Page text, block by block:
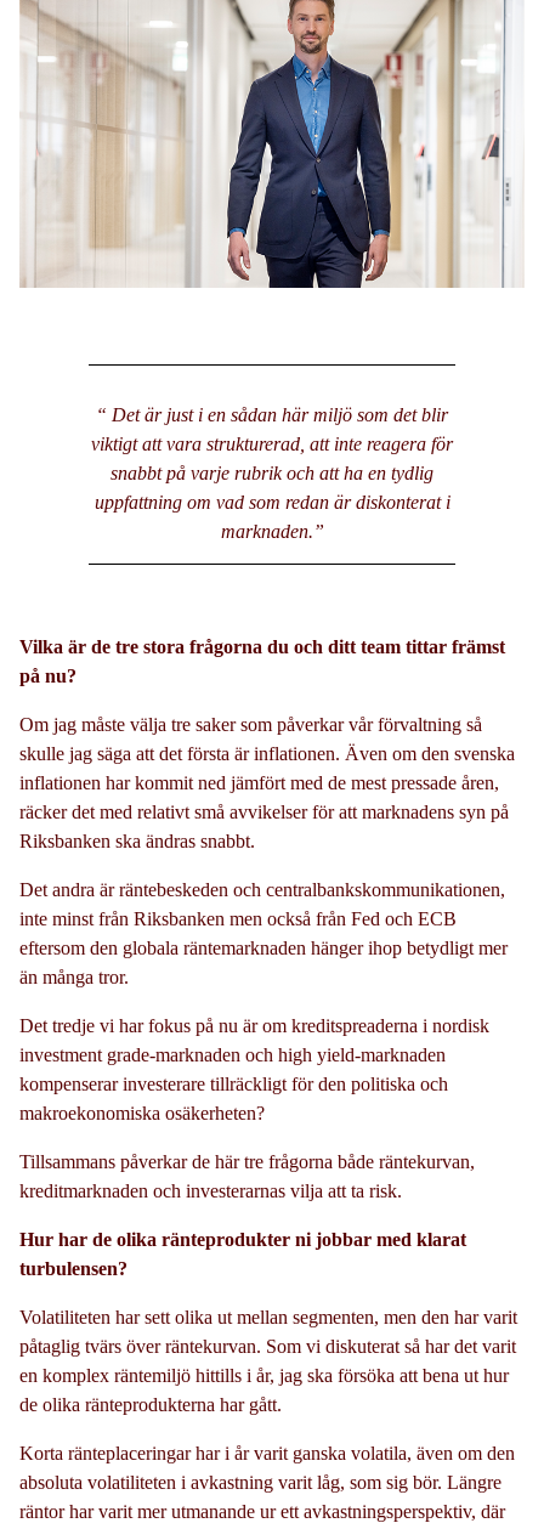
“ Det är just i en sådan här miljö som det blir
viktigt att vara strukturerad, att inte reagera för
snabbt på varje rubrik och att ha en tydlig
uppfattning om vad som redan är diskonterat i
marknaden.”
Vilka är de tre stora frågorna du och ditt team tittar främst
på nu?
Om jag måste välja tre saker som påverkar vår förvaltning så
skulle jag säga att det första är inflationen. Även om den svenska
inflationen har kommit ned jämfört med de mest pressade åren,
räcker det med relativt små avvikelser för att marknadens syn på
Riksbanken ska ändras snabbt.
Det andra är räntebeskeden och centralbankskommunikationen,
inte minst från Riksbanken men också från Fed och ECB
eftersom den globala räntemarknaden hänger ihop betydligt mer
än många tror.
Det tredje vi har fokus på nu är om kreditspreaderna i nordisk
investment grade-marknaden och high yield-marknaden
kompenserar investerare tillräckligt för den politiska och
makroekonomiska osäkerheten?
Tillsammans påverkar de här tre frågorna både räntekurvan,
kreditmarknaden och investerarnas vilja att ta risk.
Hur har de olika ränteprodukter ni jobbar med klarat
turbulensen?
Volatiliteten har sett olika ut mellan segmenten, men den har varit
påtaglig tvärs över räntekurvan. Som vi diskuterat så har det varit
en komplex räntemiljö hittills i år, jag ska försöka att bena ut hur
de olika ränteprodukterna har gått.
Korta ränteplaceringar har i år varit ganska volatila, även om den
absoluta volatiliteten i avkastning varit låg, som sig bör. Längre
räntor har varit mer utmanande ur ett avkastningsperspektiv, där